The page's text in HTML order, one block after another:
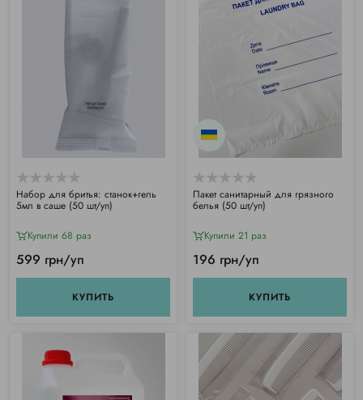
Набор для бритья: станок+гель
5мл в саше (50 шт/уп)
Купили 68 раз
599 грн/уп
КУПИТЬ
Пакет санитарный для грязного
белья (50 шт/уп)
Купили 21 раз
196 грн/уп
КУПИТЬ